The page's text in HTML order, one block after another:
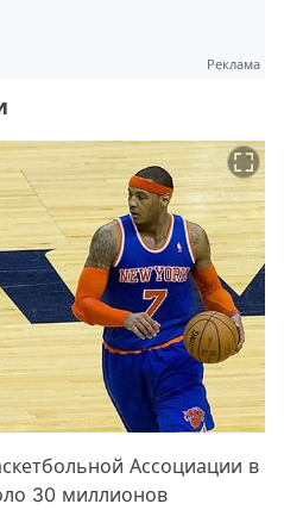
Реклама
Ассоциации в
30 миллионов